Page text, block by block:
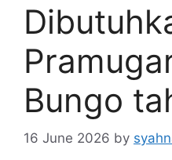
Bungo
16 June 2026 by